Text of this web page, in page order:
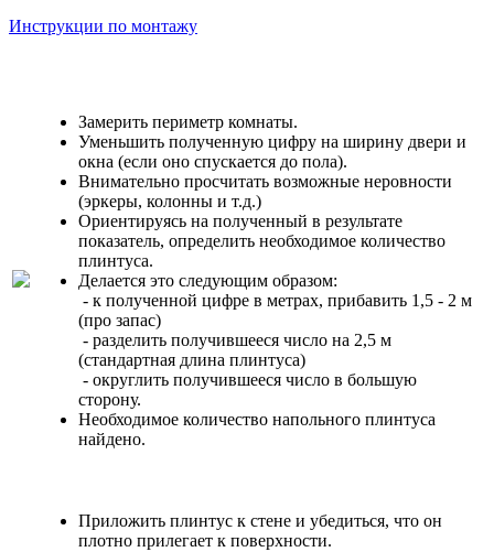
Инструкции по монтажу
Замерить периметр комнаты.
Уменьшить полученную цифру на ширину двери и
окна (если оно спускается до пола).
Внимательно просчитать возможные неровности
(эркеры, колонны и т.д.)
Ориентируясь на полученный в результате
показатель, определить необходимое количество
плинтуса.
Делается это следующим образом:
- к полученной цифре в метрах, прибавить 1,5 - 2 м
(про запас)
- разделить получившееся число на 2,5 м
(стандартная длина плинтуса)
- округлить получившееся число в большую
сторону.
Необходимое количество напольного плинтуса
найдено.
Приложить плинтус к стене и убедиться, что он
плотно прилегает к поверхности.